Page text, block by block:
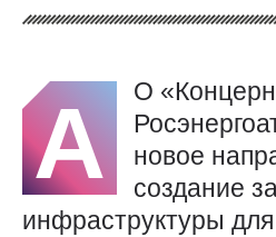
А
О «Концерн
новое
создание
инфраструктуры для